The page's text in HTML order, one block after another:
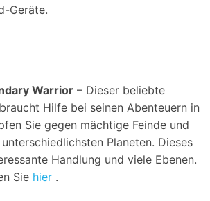
Geräte.
Warrior – Dieser beliebte
Hilfe bei seinen Abenteuern in
Sie gegen mächtige Feinde und
Planeten. Dieses
Handlung und viele Ebenen.
Sie hier .